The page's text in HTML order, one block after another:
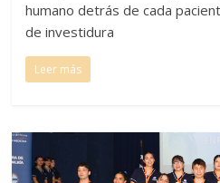
humano detrás de cada
de investidura
Leer más